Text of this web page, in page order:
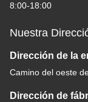
8:00-18:00
Nuestra
Dirección de la
Camino del oeste
Dirección de